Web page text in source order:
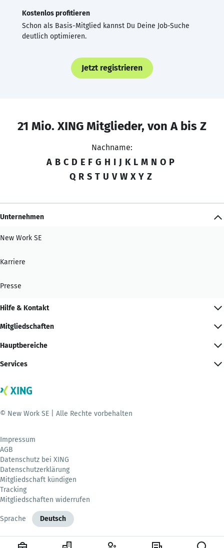
Kostenlos profitieren
Schon als Basis-Mitglied kannst Du Deine Job-Suche
deutlich optimieren.
Jetzt registrieren
21 Mio. XING Mitglieder, von A bis Z
Nachname:
A B C D E F G H I J K L M N O P
Q R S T U V W X Y Z
Unternehmen
New Work SE
Karriere
Presse
Hilfe & Kontakt
Mitgliedschaften
Hauptbereiche
Services
© New Work SE | Alle Rechte vorbehalten
Impressum
AGB
Datenschutz bei XING
Datenschutzerklärung
Mitgliedschaft kündigen
Tracking
Mitgliedschaften widerrufen
Sprache Deutsch